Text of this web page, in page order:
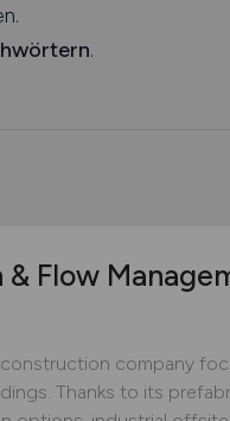
.
Flow
company
Thanks to its